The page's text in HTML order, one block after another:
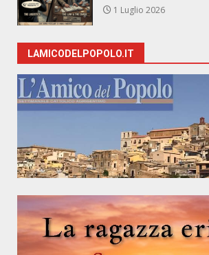
1 Luglio 2026
LAMICODELPOPOLO.IT